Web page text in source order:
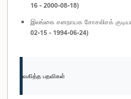
16 - 2000-08-18)
இலங்கை சனநாயக சோசலிசக்
02-15 - 1994-06-24)
வகித்த பதவிகள்